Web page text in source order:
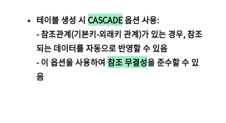
테이블 생성 시 CASCADE옵션 사용:
- 참조관계(기본키-외래키 관계)가 있는 경우, 참조
되는 데이터를 자동으로 반영할 수 있음
- 이 옵션을 사용하여 참조 무결성을 준수할 수 있
음